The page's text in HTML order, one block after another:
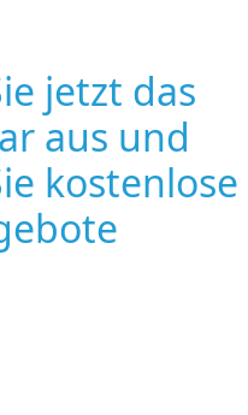
jetzt das
aus und
kostenlose